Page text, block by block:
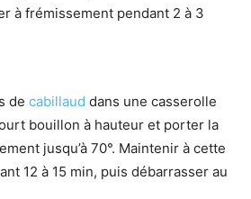
à frémissement pendant 2 à 3
de cabillaud dans une casserolle
bouillon à hauteur et porter la
jusqu’à 70°. Maintenir à cette
12 à 15 min, puis débarrasser au